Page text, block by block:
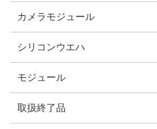
カメラモジュール
シリコンウエハ
モジュール
取扱終了品